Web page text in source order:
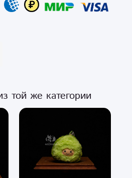
той же категории